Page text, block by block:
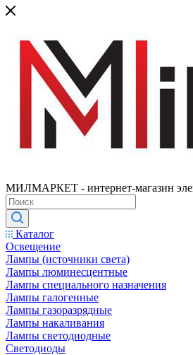
МИЛМАРКЕТ - интернет-магазин
Каталог
Освещение
Лампы (источники света)
Лампы люминесцентные
Лампы специального назначения
Лампы галогенные
Лампы газоразрядные
Лампы накаливания
Лампы светодиодные
Светодиоды